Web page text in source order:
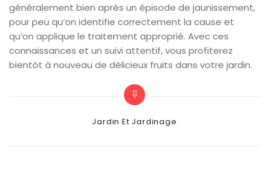
généralement bien après un épisode de jaunissement,
pour peu qu’on identifie correctement la cause et
qu’on applique le traitement approprié. Avec ces
connaissances et un suivi attentif, vous profiterez
bientôt à nouveau de délicieux fruits dans votre jardin.
Categories
Jardin Et Jardinage